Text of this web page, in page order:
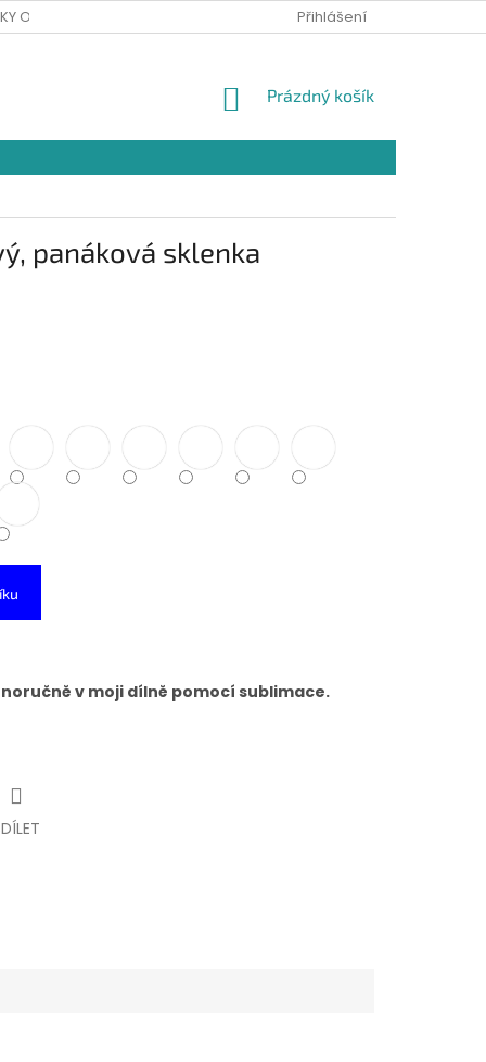
OCHRANY OSOBNÍCH ÚDAJŮ Přihlášení
NÁKUPNÍ
Prázdný košík
panáková sklenka
v moji dílně pomocí sublimace.